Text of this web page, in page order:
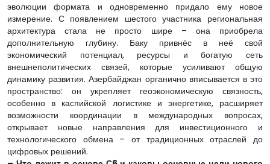
эволюции формата и одновременно придало ему новое
измерение. С появлением шестого участника региональная
архитектура стала не просто шире – она приобрела
дополнительную глубину. Баку привнёс в неё свой
экономический потенциал, ресурсы и богатую сеть
внешнеполитических связей, которые усиливают общую
динамику развития. Азербайджан органично вписывается в это
пространство: он укрепляет геоэкономическую связность,
особенно в каспийской логистике и энергетике, расширяет
возможности координации в международных вопросах,
открывает новые направления для инвестиционного и
технологического обмена – от традиционных отраслей до
цифровых решений.